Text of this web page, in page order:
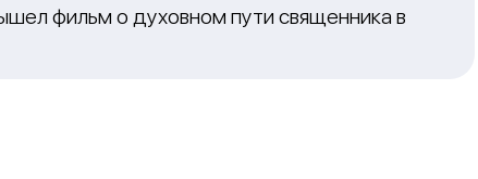
фильм о духовном пути священника в